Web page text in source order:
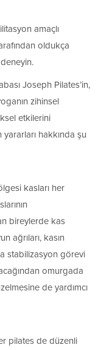
amaçlı
oldukça
Joseph Pilates’in,
zihinsel
etkilerini
hakkında şu
kasları her
bireylerde kas
ağrıları, kasın
stabilizasyon görevi
omurgada
de yardımcı
pilates de düzenli